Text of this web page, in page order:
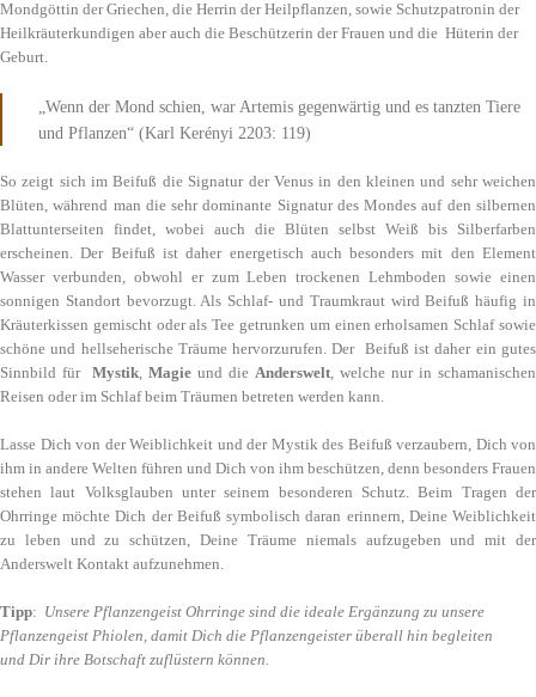
Mondgöttin der Griechen, die Herrin der Heilpflanzen, sowie Schutzpatronin der
Heilkräuterkundigen aber auch die Beschützerin der Frauen und die Hüterin der
Geburt.
„Wenn der Mond schien, war Artemis gegenwärtig und es tanzten Tiere
und Pflanzen“ (Karl Kerényi 2203: 119)
So zeigt sich im Beifuß die Signatur der Venus in den kleinen und sehr weichen
Blüten, während man die sehr dominante Signatur des Mondes auf den silbernen
Blattunterseiten findet, wobei auch die Blüten selbst Weiß bis Silberfarben
erscheinen. Der Beifuß ist daher energetisch auch besonders mit den Element
Wasser verbunden, obwohl er zum Leben trockenen Lehmboden sowie einen
sonnigen Standort bevorzugt. Als Schlaf- und Traumkraut wird Beifuß häufig in
Kräuterkissen gemischt oder als Tee getrunken um einen erholsamen Schlaf sowie
schöne und hellseherische Träume hervorzurufen. Der Beifuß ist daher ein gutes
Sinnbild für Mystik, Magie und die Anderswelt, welche nur in schamanischen
Reisen oder im Schlaf beim Träumen betreten werden kann.
Lasse Dich von der Weiblichkeit und der Mystik des Beifuß verzaubern, Dich von
ihm in andere Welten führen und Dich von ihm beschützen, denn besonders Frauen
stehen laut Volksglauben unter seinem besonderen Schutz. Beim Tragen der
Ohrringe möchte Dich der Beifuß symbolisch daran erinnern, Deine Weiblichkeit
zu leben und zu schützen, Deine Träume niemals aufzugeben und mit der
Anderswelt Kontakt aufzunehmen.
Tipp: Unsere Pflanzengeist Ohrringe sind die ideale Ergänzung zu unsere
Pflanzengeist Phiolen, damit Dich die Pflanzengeister überall hin begleiten
und Dir ihre Botschaft zuflüstern können.